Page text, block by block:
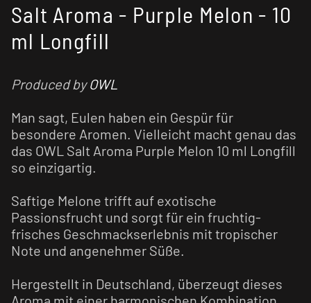
Salt Aroma - Purple Melon - 10
ml Longfill
Produced byOWL
Man sagt, Eulen haben ein Gespür für
besondere Aromen. Vielleicht macht genau das
das OWL Salt Aroma Purple Melon 10 ml Longfill
so einzigartig.
Saftige Melone trifft auf exotische
Passionsfrucht und sorgt für ein fruchtig-
frisches Geschmackserlebnis mit tropischer
Note und angenehmer Süße.
Hergestellt in Deutschland, überzeugt dieses